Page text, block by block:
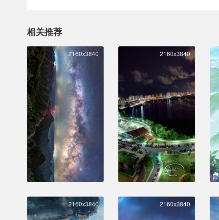
相关推荐
2160x3840 2160x3840
2160x3840 2160x3840